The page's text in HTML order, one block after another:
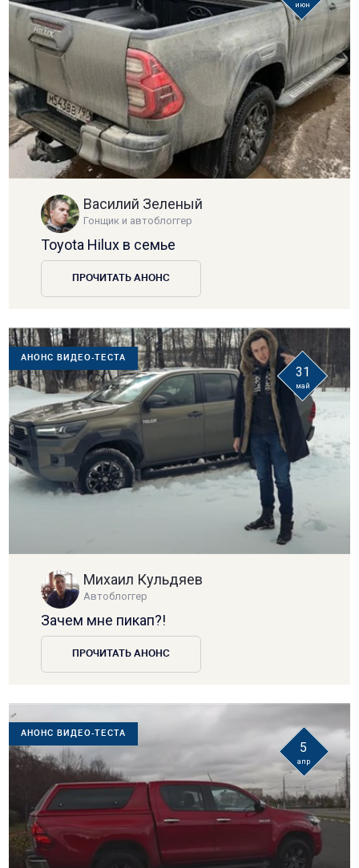
июн
Василий Зеленый
Гонщик и автоблоггер
Toyota Hilux в семье
ПРОЧИТАТЬ АНОНС
АНОНС ВИДЕО-ТЕСТА
31
май
Михаил Кульдяев
Автоблоггер
Зачем мне пикап?!
ПРОЧИТАТЬ АНОНС
АНОНС ВИДЕО-ТЕСТА
5
апр